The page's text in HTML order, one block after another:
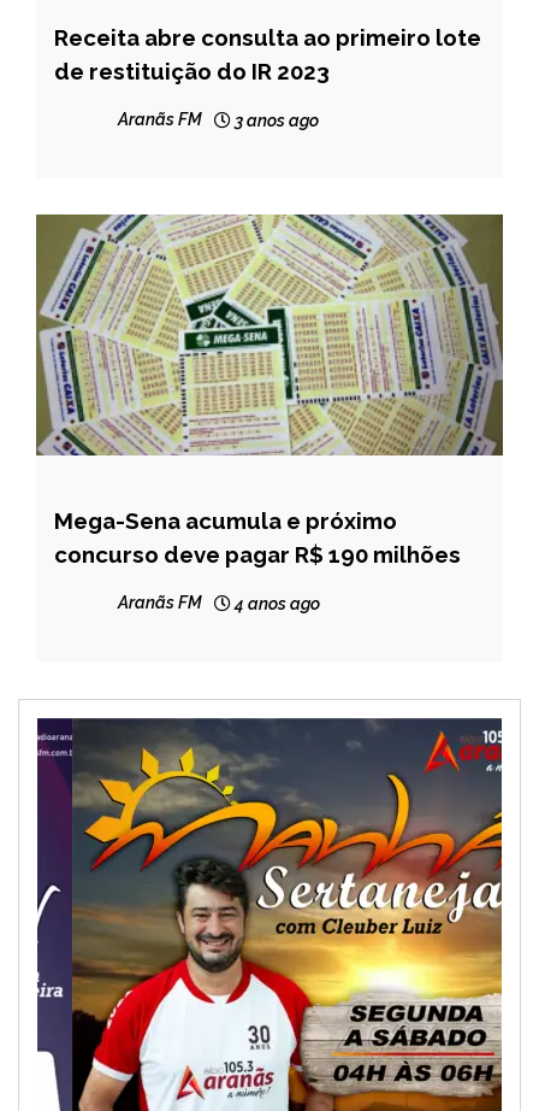
BRASIL
CAPELINHA
Receita abre consulta ao primeiro lote
de restituição do IR 2023
Aranãs FM 3 anos ago
BRASIL
NOTÍCIAS
Mega-Sena acumula e próximo
concurso deve pagar R$ 190 milhões
Aranãs FM 4 anos ago